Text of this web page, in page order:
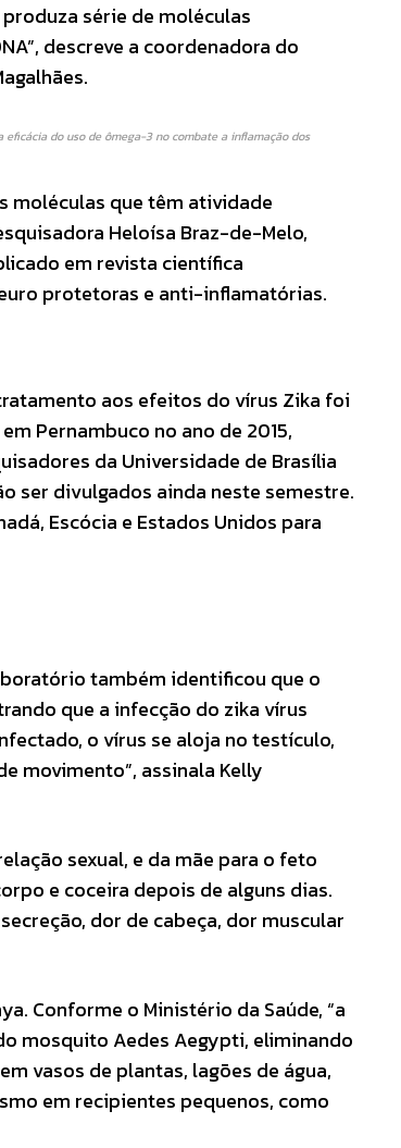
série de moléculas
descreve a coordenadora do
do uso de ômega-3 no combate a inflamação dos
moléculas que têm atividade
Heloísa Braz-de-Melo,
em revista científica
protetoras e anti-inflamatórias.
aos efeitos do vírus Zika foi
Pernambuco no ano de 2015,
da Universidade de Brasília
ser divulgados ainda neste semestre.
Escócia e Estados Unidos para
também identificou que o
que a infecção do zika vírus
o vírus se aloja no testículo,
movimento”, assinala Kelly
sexual, e da mãe para o feto
e coceira depois de alguns dias.
dor de cabeça, dor muscular
Conforme o Ministério da Saúde, “a
mosquito Aedes Aegypti, eliminando
vasos de plantas, lagões de água,
em recipientes pequenos, como